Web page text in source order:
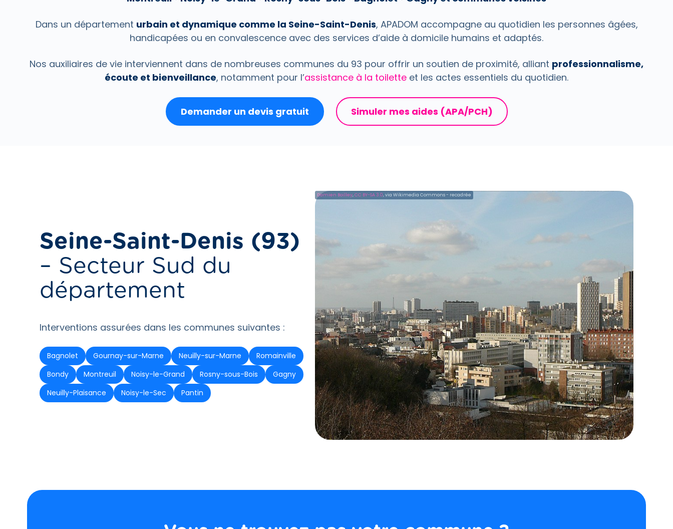
Dans un département urbain et dynamique comme la Seine-Saint-Denis, APADOM accompagne au quotidien les personnes âgées,
handicapées ou en convalescence avec des services d’aide à domicile humains et adaptés.
Nos auxiliaires de vie interviennent dans de nombreuses communes du 93 pour offrir un soutien de proximité, alliant professionnalisme,
écoute et bienveillance, notamment pour l’assistance à la toilette et les actes essentiels du quotidien.
Demander un devis gratuit Simuler mes aides (APA/PCH)
Seine-Saint-Denis (93)
– Secteur Sud du
département
Interventions assurées dans les communes suivantes :
Bagnolet Gournay-sur-Marne Neuilly-sur-Marne
Romainville
Bondy
Montreuil Noisy-le-Grand Rosny-sous-Bois
Gagny
Neuilly-Plaisance
Noisy-le-Sec Pantin
Damien Boilley,CC BY-SA 3.0, via Wikimedia Commons - recadrée